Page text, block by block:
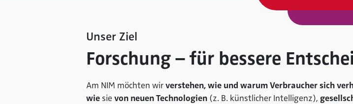
Unser Ziel
Forschung – für bessere
Am NIM möchten wirverstehen, wie und warum Verbraucher sich
wie sie von neuen Technologien (z. B. künstlicher Intelligenz),